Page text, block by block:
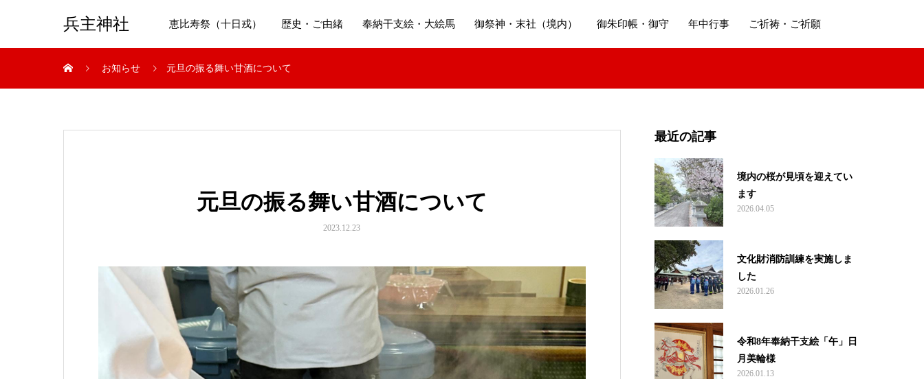
兵主神社 恵比寿祭（十日戎） 歴史・ご由緒 奉納干支絵・大絵馬 御祭神・末社（境内） 御朱印帳・御守 年中行事 ご祈祷・ご祈願
お知らせ 元旦の振る舞い甘酒について
元旦の振る舞い甘酒について
2023.12.23
最近の記事
境内の桜が見頃を迎えてい
ます
2026.04.05
文化財消防訓練を実施しま
した
2026.01.26
令和8年奉納干支絵「午」日
月美輪様
2026.01.13